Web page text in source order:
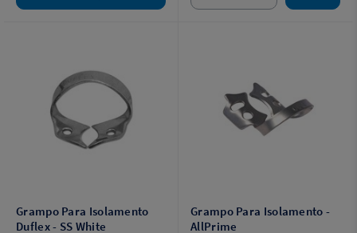
Grampo Para Isolamento
Duflex - SS White
Grampo Para Isolamento -
AllPrime